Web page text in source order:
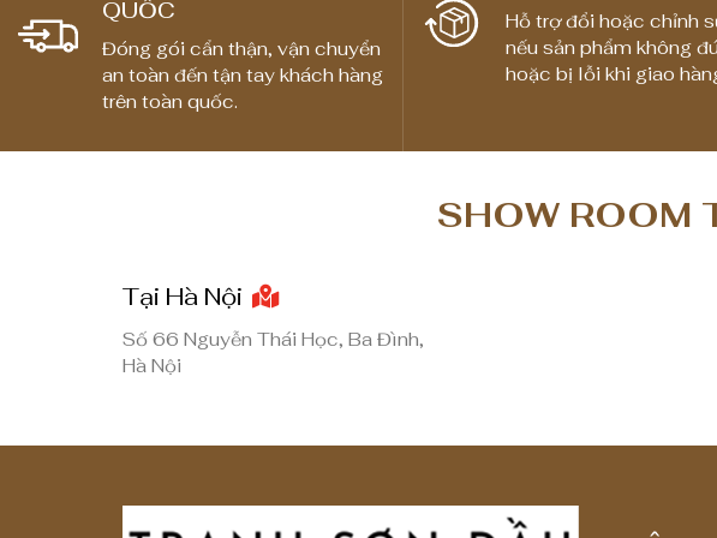
g
i
:
0
0
0
i
:
QUỐC
Đóng gói cẩn thận, vận chuyển
an toàn đến tận tay khách hàng
trên toàn quốc.
Hỗ trợ đổi hoặc chỉnh
nếu sản phẩm không
hoặc bị lỗi khi giao
SHOW ROOM
Tại Hà Nội
Số 66 Nguyễn Thái Học, Ba Đình,
Hà Nội